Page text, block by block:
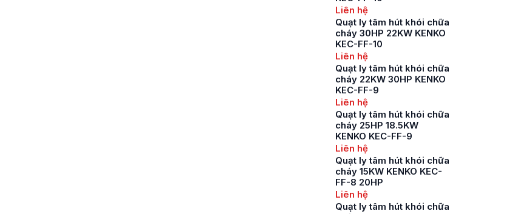
Liên hệ
Quạt ly tâm hút khói chữa
cháy 30HP 22KW KENKO
KEC-FF-10
Liên hệ
Quạt ly tâm hút khói chữa
cháy 22KW 30HP KENKO
KEC-FF-9
Liên hệ
Quạt ly tâm hút khói chữa
cháy 25HP 18.5KW
KENKO KEC-FF-9
Liên hệ
Quạt ly tâm hút khói chữa
cháy 15KW KENKO KEC-
FF-8 20HP
Liên hệ
Quạt ly tâm hút khói chữa